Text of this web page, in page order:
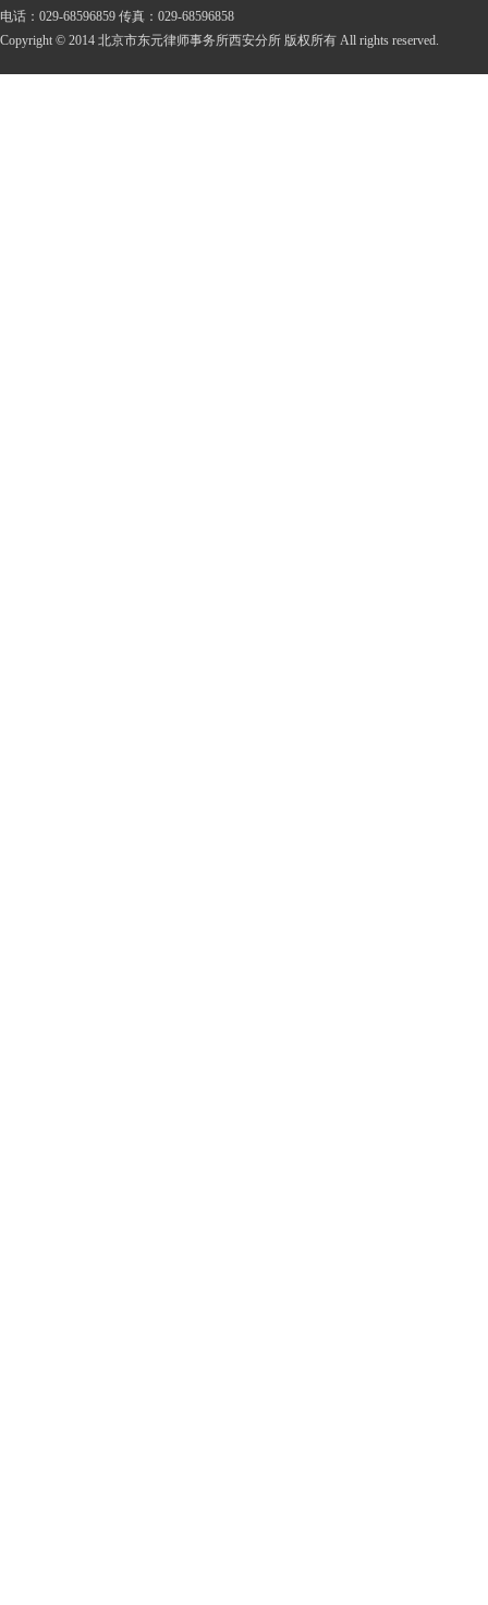
电话：029-68596859 传真：029-68596858
Copyright © 2014 北京市东元律师事务所西安分所 版权所有 All rights reserved.